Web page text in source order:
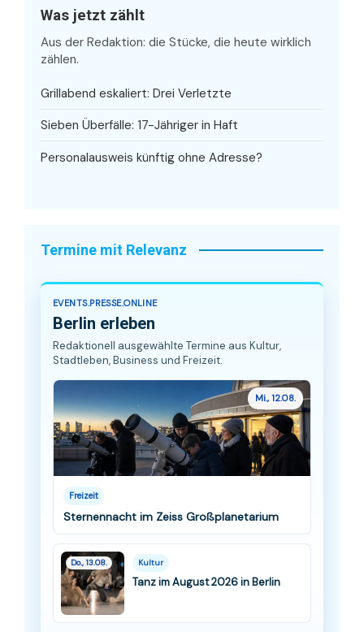
Was jetzt zählt
Aus der Redaktion: die Stücke, die heute wirklich
zählen.
Grillabend eskaliert: Drei Verletzte
Sieben Überfälle: 17-Jähriger in Haft
Personalausweis künftig ohne Adresse?
Termine mit Relevanz
EVENTS.PRESSE.ONLINE
Berlin erleben
Redaktionell ausgewählte Termine aus Kultur,
Stadtleben, Business und Freizeit.
Mi., 12.08.
Freizeit
Sternennacht im Zeiss Großplanetarium
Do., 13.08. Kultur
Tanz im August 2026 in Berlin